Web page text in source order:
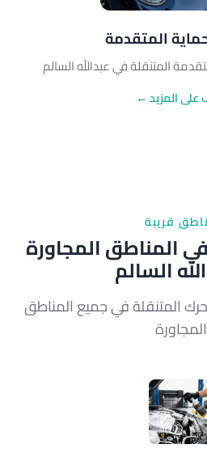
المتقدمة
المتنقلة في عبدالله السالم
على المزيد ←
قريبة
المناطق المجاورة
السالم
المتنقلة في جميع المناطق
المجاورة